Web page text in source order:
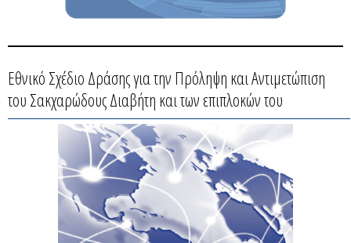
Εθνικό Σχέδιο Δράσης για την Πρόληψη και Αντιμετώπιση
του Σακχαρώδους Διαβήτη και των επιπλοκών του